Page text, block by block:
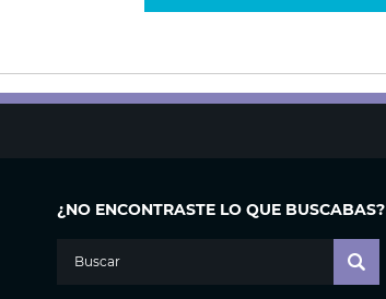
¿NO ENCONTRASTE LO QUE BUSCABAS?